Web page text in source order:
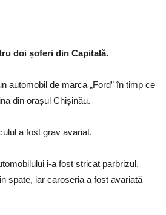
doi șoferi din Capitală.
automobil de marca „Ford” în timp ce
din orașul Chișinău.
a fost grav avariat.
i-a fost stricat parbrizul,
spate, iar caroseria a fost avariată